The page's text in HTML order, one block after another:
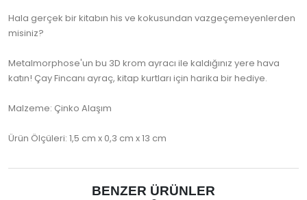
Hala gerçek bir kitabın his ve kokusundan vazgeçemeyenlerden
misiniz?
Metalmorphose'un bu 3D krom ayracı ile kaldığınız yere hava
katın! Çay Fincanı ayraç, kitap kurtları için harika bir hediye.
Malzeme: Çinko Alaşım
Ürün Ölçüleri: 1,5 cm x 0,3 cm x 13 cm
BENZER ÜRÜNLER